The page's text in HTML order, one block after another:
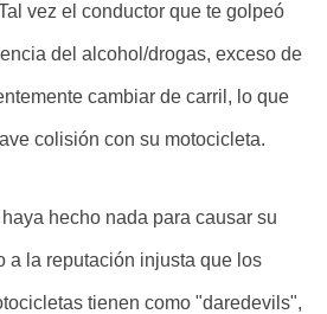
vez el conductor que te golpeó
del alcohol/drogas, exceso de
cambiar de carril, lo que
colisión con su motocicleta.
hecho nada para causar su
a la reputación injusta que los
tienen como "daredevils",